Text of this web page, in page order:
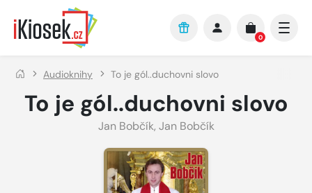
Přejít na hlavní obsah
0
Audioknihy To je gól..duchovni slovo
To je gól..duchovni slovo
Jan Bobčík, Jan Bobčík